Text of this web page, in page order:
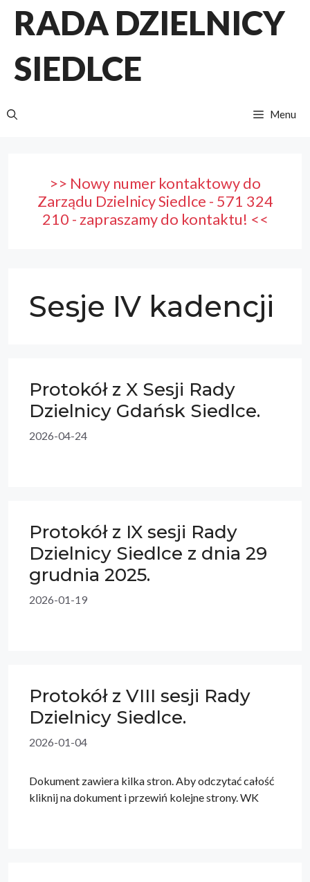
RADA DZIELNICY
SIEDLCE
Menu
>> Nowy numer kontaktowy do
Zarządu Dzielnicy Siedlce - 571 324
210 - zapraszamy do kontaktu! <<
Sesje IV kadencji
Protokół z X Sesji Rady
Dzielnicy Gdańsk Siedlce.
2026-04-24
Protokół z IX sesji Rady
Dzielnicy Siedlce z dnia 29
grudnia 2025.
2026-01-19
Protokół z VIII sesji Rady
Dzielnicy Siedlce.
2026-01-04
Dokument zawiera kilka stron. Aby odczytać całość
kliknij na dokument i przewiń kolejne strony. WK